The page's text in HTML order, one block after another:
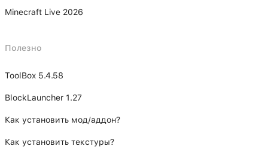
Minecraft Live 2026
Полезно
ToolBox 5.4.58
BlockLauncher 1.27
Как установить мод/аддон?
Как установить текстуры?